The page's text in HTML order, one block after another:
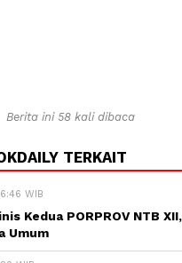
Berita ini 58 kali dibaca
TERKAIT
WIB
Kedua PORPROV NTB
Umum